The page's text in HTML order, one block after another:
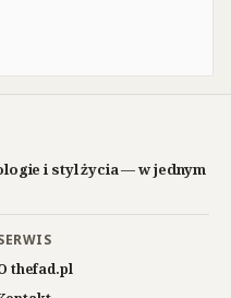
i styl życia — w jednym
thefad.pl